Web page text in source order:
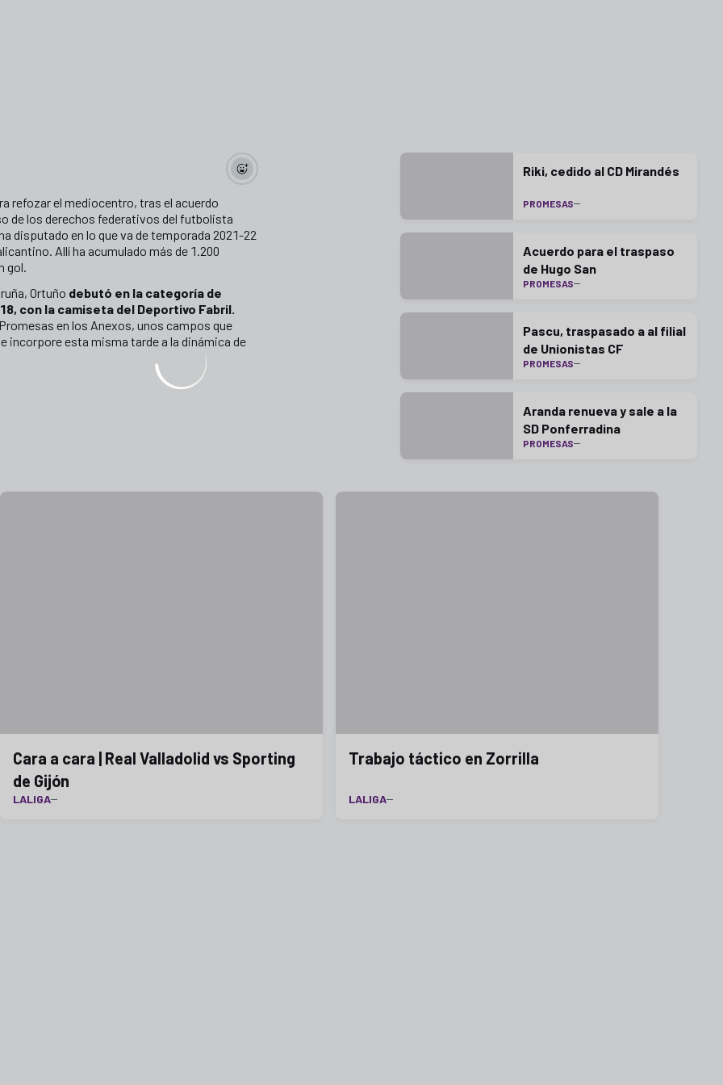
refozar el mediocentro, tras el acuerdo
de los derechos federativos del futbolista
disputado en lo que va de temporada 2021-22
Allí ha acumulado más de 1.200
gol.
Ortuño debutó en la categoría de
con la camiseta del Deportivo Fabril.
en los Anexos, unos campos que
incorpore esta misma tarde a la dinámica de
Riki, cedido al CD Mirandés
PROMESAS
Acuerdo para el traspaso
de Hugo San
PROMESAS
Pascu, traspasado a al filial
de Unionistas CF
PROMESAS
Aranda renueva y sale a la
SD Ponferradina
PROMESAS
Cara a cara | Real Valladolid vs Sporting
de Gijón
LALIGA
Trabajo táctico en Zorrilla
LALIGA